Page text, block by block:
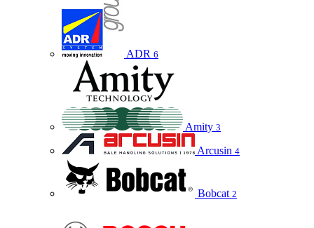
ADR 6
Amity 3
Arcusin 4
Bobcat 2